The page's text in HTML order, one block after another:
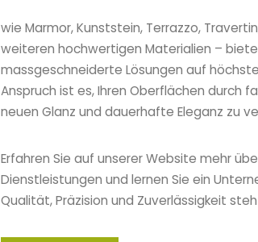
wie Marmor, Kunststein, Terrazzo,
weiteren hochwertigen Materialien –
massgeschneiderte Lösungen auf
Anspruch ist es, Ihren Oberflächen durch
neuen Glanz und dauerhafte Eleganz zu
Erfahren Sie auf unserer Website mehr
Dienstleistungen und lernen Sie ein
Qualität, Präzision und Zuverlässigkeit